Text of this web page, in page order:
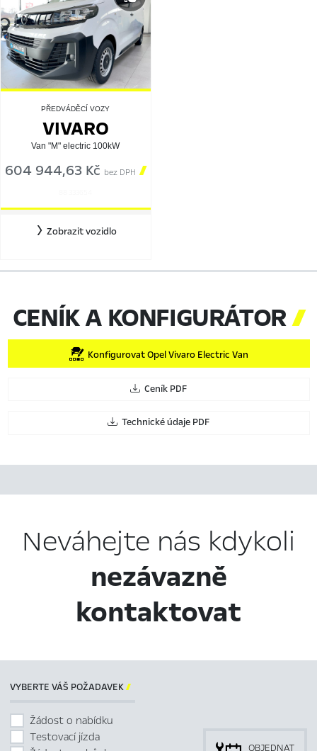
PŘEDVÁDĚCÍ VOZY
VIVARO
Van "M" electric 100kW
604 944,63 Kč bez DPH 
Zobrazit vozidlo
CENÍK A KONFIGURÁTOR
Konfigurovat Opel Vivaro Electric Van
Ceník PDF
Technické údaje PDF
Neváhejte nás kdykoli
nezávazně
kontaktovat
VYBERTE VÁŠ POŽADAVEK
Žádost o nabídku
Testovací jízda
OBJEDNAT